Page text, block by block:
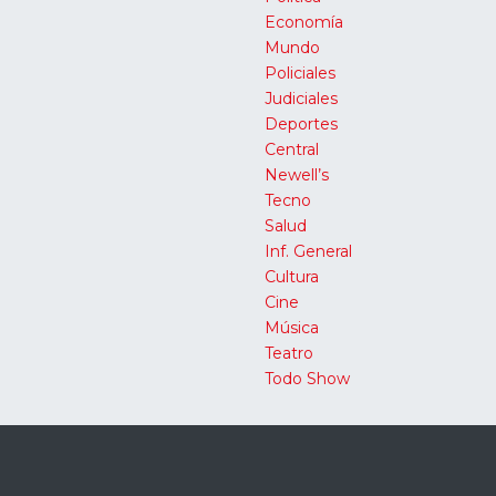
Economía
Mundo
Policiales
Judiciales
Deportes
Central
Newell’s
Tecno
Salud
Inf. General
Cultura
Cine
Música
Teatro
Todo Show